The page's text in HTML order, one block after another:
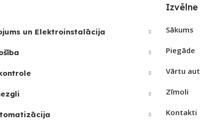
un Elektroinstalācija
Izvēlne
Sākums
Piegāde
Vārtu
Zīmoli
Kontakti